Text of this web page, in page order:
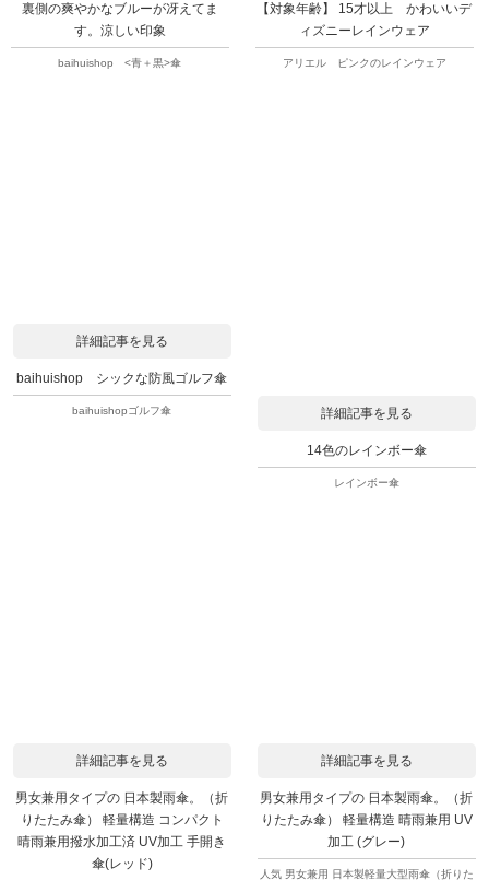
裏側の爽やかなブルーが冴えてま
す。涼しい印象
baihuishop <青＋黒>傘
【対象年齢】 15才以上 かわいいデ
ィズニーレインウェア
アリエル ピンクのレインウェア
詳細記事を見る
baihuishop シックな防風ゴルフ傘
baihuishopゴルフ傘 詳細記事を見る
14色のレインボー傘
レインボー傘
詳細記事を見る
男女兼用タイプの 日本製雨傘。（折
りたたみ傘） 軽量構造 コンパクト
晴雨兼用撥水加工済 UV加工 手開き
傘(レッド)
詳細記事を見る
男女兼用タイプの 日本製雨傘。（折
りたたみ傘） 軽量構造 晴雨兼用 UV
加工 (グレー)
人気 男女兼用 日本製軽量大型雨傘（折りた